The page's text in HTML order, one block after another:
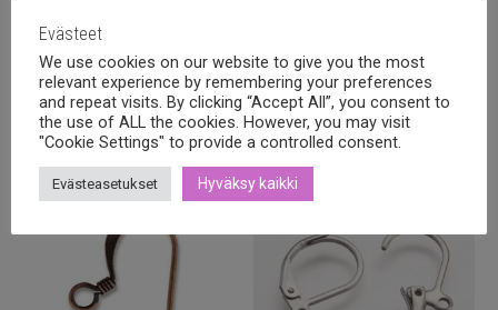
Tutustu myös
Evästeet
We use cookies on our website to give you the most
relevant experience by remembering your preferences
and repeat visits. By clicking “Accept All”, you consent to
the use of ALL the cookies. However, you may visit
"Cookie Settings" to provide a controlled consent.
Evästeasetukset Hyväksy kaikki